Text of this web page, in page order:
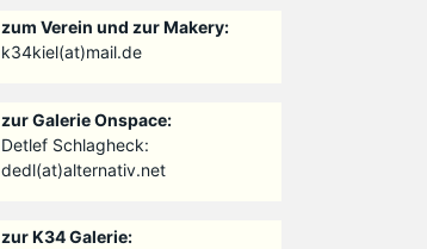
zum Verein und zur Makery:
k34kiel(at)mail.de
zur Galerie Onspace:
Detlef Schlagheck:
dedl(at)alternativ.net
zur K34 Galerie: